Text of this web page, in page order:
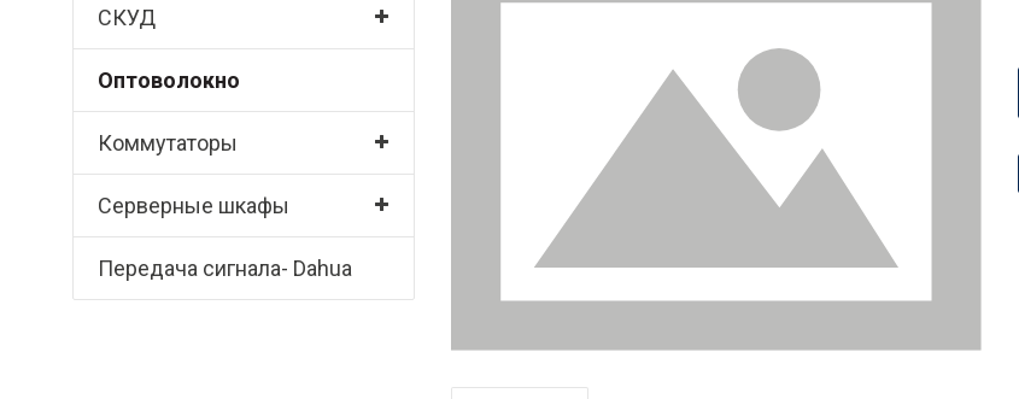
СКУД
Оптоволокно
Коммутаторы
Серверные шкафы
Передача сигнала- Dahua